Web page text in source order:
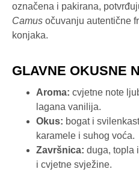
označena i pakirana,
Camus očuvanju autentične
konjaka.
GLAVNE OKUSNE
Aroma: cvjetne note
lagana vanilija.
Okus: bogat i
karamele i suhog voća.
Završnica: duga, topla
i cvjetne svježine.